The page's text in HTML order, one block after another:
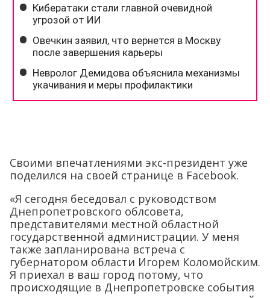
Своими впечатлениями экс-президент уже
поделился на своей странице в Facebook.
«Я сегодня беседовал с руководством
Днепропетровского облсовета,
представителями местной областной
государственной администрации. У меня
также запланирована встреча с
губернатором области Игорем Коломойским.
Я приехал в ваш город потому, что
происходящие в Днепропетровске события